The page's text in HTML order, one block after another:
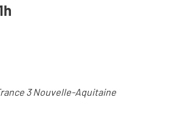
3 Nouvelle-Aquitaine